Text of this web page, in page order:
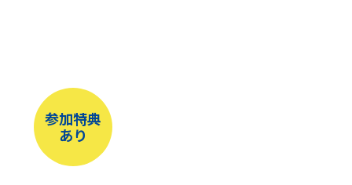
参加特典
あり